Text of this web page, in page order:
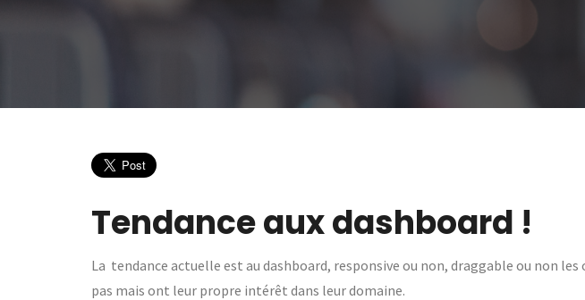
Tendance aux dashboard !
La tendance actuelle est au dashboard, responsive ou non, draggable ou non
pas mais ont leur propre intérêt dans leur domaine.